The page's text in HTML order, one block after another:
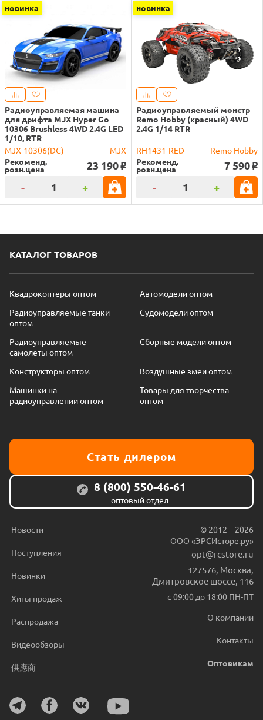
новинка
Радиоуправляемая машина
для дрифта MJX Hyper Go
10306 Brushless 4WD 2.4G LED
1/10, RTR
MJX-10306(DC)
MJX
Рекоменд.
розн.цена 23 190 o
- +
новинка
Радиоуправляемый монстр
Remo Hobby (красный) 4WD
2.4G 1/14 RTR
RH1431-RED
Remo Hobby
Рекоменд.
розн.цена 7 590 o
- +
КАТАЛОГ ТОВАРОВ
Квадрокоптеры оптом
Автомодели оптом
Радиоуправляемые танки
оптом
Судомодели оптом
Радиоуправляемые
самолеты оптом
Сборные модели оптом
Конструкторы оптом
Воздушные змеи оптом
Машинки на
радиоуправлении оптом
Товары для творчества
оптом
Стать дилером
8 (800) 550-46-61
оптовый отдел
Новости
Поступления
Новинки
Хиты продаж
Распродажа
Видеообзоры
供應商
© 2012 – 2026
ООО «ЭРСИсторе.ру»
opt@rcstore.ru
127576, Москва,
Дмитровское шоссе, 116
с 09:00 до 18:00 ПН-ПТ
О компании
Контакты
Оптовикам